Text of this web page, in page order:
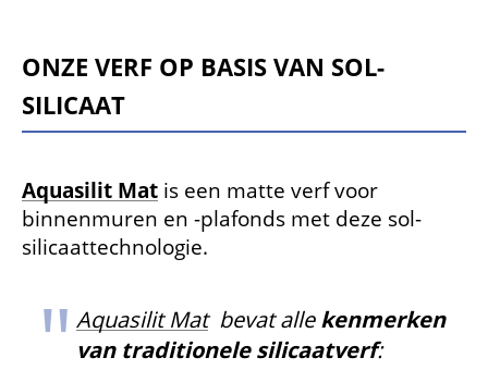
ONZE VERF OP BASIS VAN SOL-
SILICAAT
Aquasilit Mat is een matte verf voor
binnenmuren en -plafonds met deze sol-
silicaattechnologie.
​​​Aquasilit Matbevat allekenmerken
van traditionele silicaatverf: